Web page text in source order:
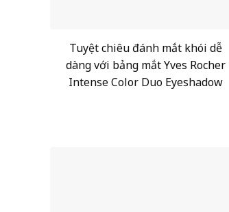
Tuyệt chiêu đánh mắt khói dễ
dàng với bảng mắt Yves Rocher
Intense Color Duo Eyeshadow